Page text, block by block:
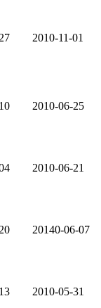
2010-11-01
2010-06-25
2010-06-21
20140-06-07
2010-05-31